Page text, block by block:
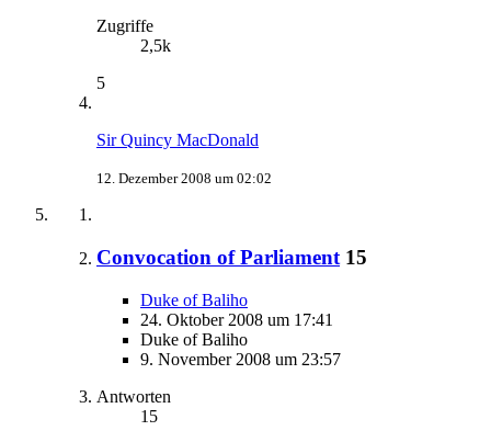
Zugriffe
2,5k
5
Sir Quincy MacDonald
12. Dezember 2008 um 02:02
Convocation of Parliament 15
Duke of Baliho
24. Oktober 2008 um 17:41
Duke of Baliho
9. November 2008 um 23:57
Antworten
15